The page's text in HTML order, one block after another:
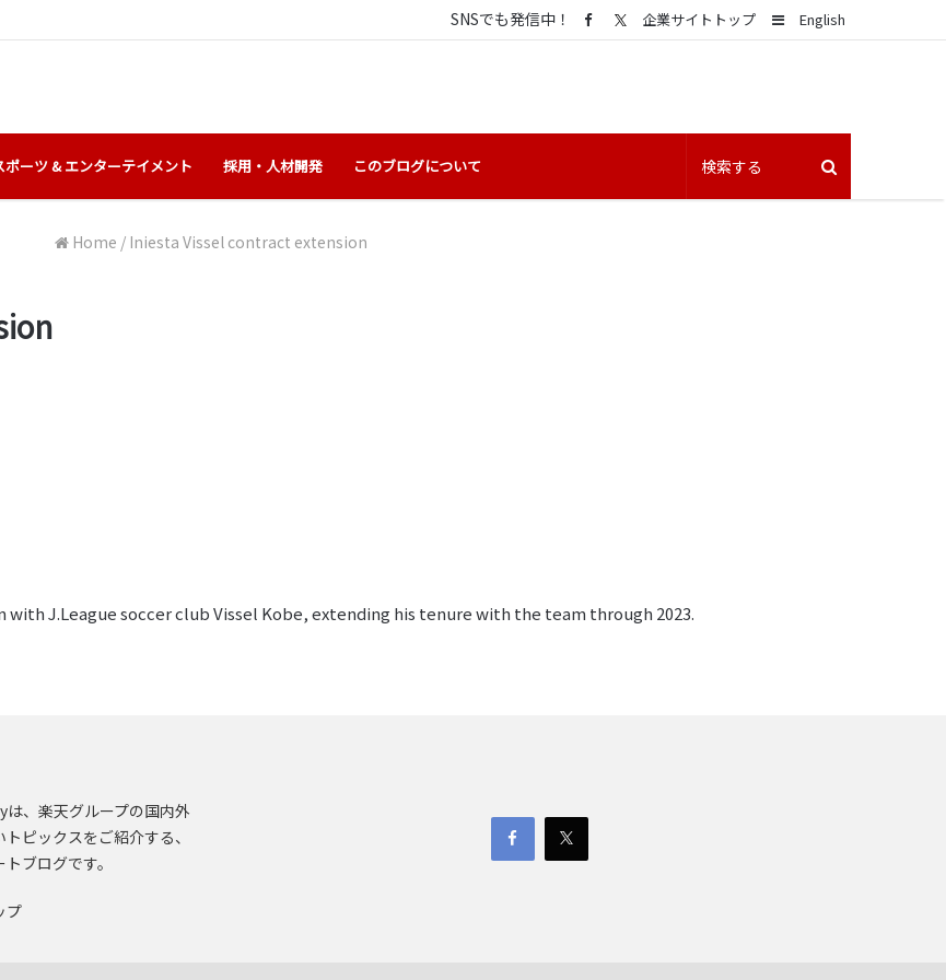
English
Sidebar
企業サイトトップ
SNSでも発信中！
ポーツ & エンターテイメント 採用・人材開発 このブログについて
Home / Iniesta Vissel contract extension
J.League soccer club Vissel Kobe, extending his tenure with the team through 2023.
、楽天グループの国内外
ピックスをご紹介する、
ブログです。
プ